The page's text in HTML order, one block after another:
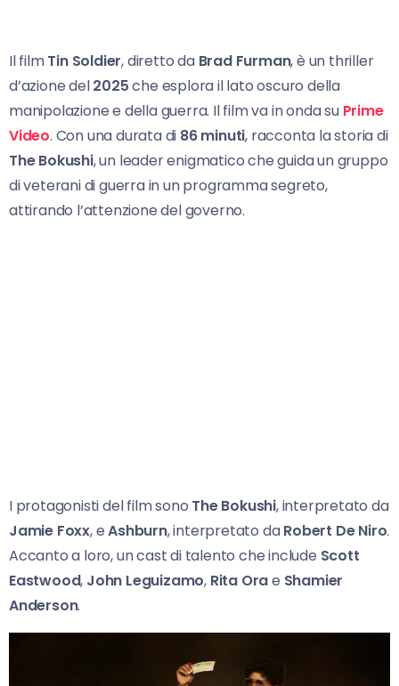
Il filmTin Soldier, diretto da Brad Furman, è un thriller
d’azione del2025che esplora il lato oscuro della
manipolazione e della guerra. Il film va in onda su Prime
Video. Con una durata di 86 minuti, racconta la storia di
The Bokushi, un leader enigmatico che guida un gruppo
di veterani di guerra in un programma segreto,
attirando l’attenzione del governo.
I protagonisti del film sono The Bokushi, interpretato da
Jamie Foxx, eAshburn, interpretato daRobert De Niro.
Accanto a loro, un cast di talento che include Scott
Eastwood, John Leguizamo, Rita Orae Shamier
Anderson.